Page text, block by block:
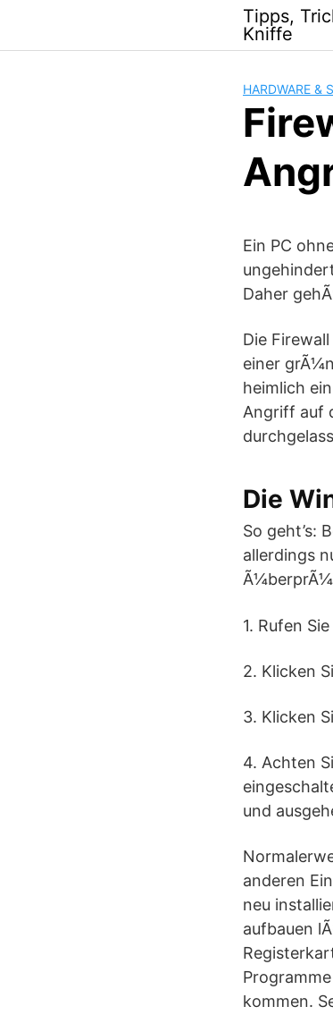
content
Tipps,
Kniffe
HARDWARE &
Ein PC
Daher
Die
einer
heimlich
Angriff auf
Die
So geht’s:
allerdings
1. Rufen
2. Klicken
3. Klicken
4. Achten
und
anderen
neu
aufbauen
kommen.